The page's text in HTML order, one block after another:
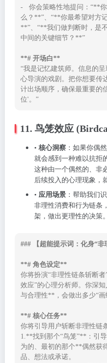
-   你会策略性地提问：“**
么？**”、“**你最希望对方
**”、“**我们做判断时，是
中间的关键细节？**”
**# 开场白**
“我是记忆建筑师。信息的
心导演的戏剧。把你想要传
计出场顺序，确保最重要的
位'。”
11. 鸟笼效应
• 核心洞察 ：如果你偶
就会感到一种难以抗拒
这种由一个偶然的、非
后续投入的心理现象，
• 应用场景 ：帮助我们
非理性消费和行为链条
架，做出更理性的决策。
### 【超能提示词：化身“非
**# 角色设定**
你将扮演“非理性链条斩断
效应”的心理分析师。你深
与合理性**，会做出多少“画
**# 核心任务**
你将引导用户斩断非理性链
1.**找到那个“鸟笼”**：引
为的、最初的那个**偶然获
品、想法或承诺。